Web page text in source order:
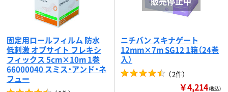
固定用ロールフィルム 防水
低刺激 オプサイト フレキシ
フィックス 5cm×10m 1巻
66000040 スミス・アンド・ネ
フュー
ニチバン スキナゲート
12mm×7m SG12 1箱（24巻
入）
（2件）
￥4,214（税込）